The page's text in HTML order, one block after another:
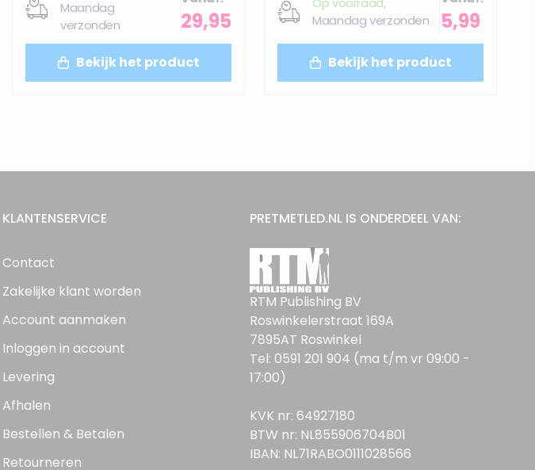
Maandag
verzonden
29,95
Bekijk het product
Maandag verzonden
5,99
Bekijk het product
KLANTENSERVICE
Contact
Zakelijke klant worden
Account aanmaken
Inloggen in account
Levering
Afhalen
Bestellen & Betalen
Retourneren
PRETMETLED.NL IS ONDERDEEL VAN:
RTM Publishing BV
Roswinkelerstraat 169A
7895AT Roswinkel
Tel: 0591 201 904 (ma t/m vr 09:00 -
17:00)
KVK nr: 64927180
BTW nr: NL855906704B01
IBAN: NL71RABO0111028566